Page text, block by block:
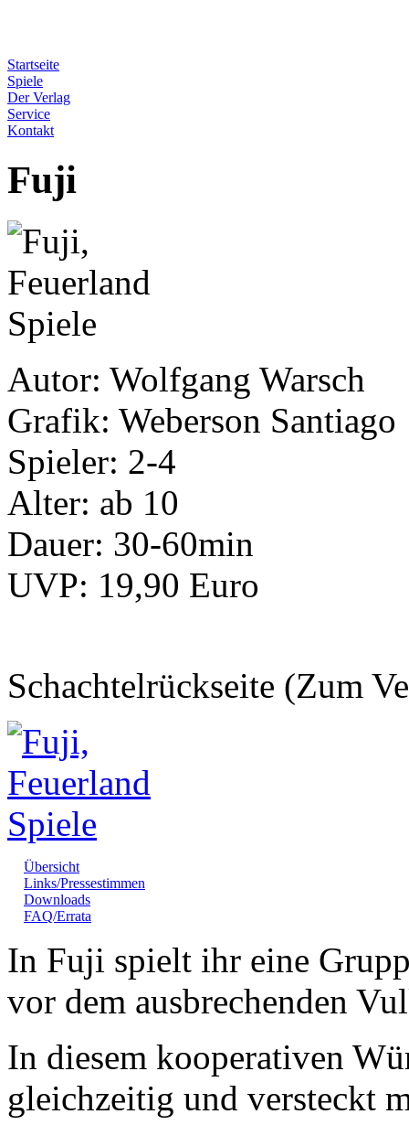
Startseite
Spiele
Der Verlag
Service
Kontakt
Fuji
Autor: Wolfgang Warsch
Grafik: Weberson Santiago
Spieler: 2-4
Alter: ab 10
Dauer: 30-60min
UVP: 19,90 Euro
Schachtelrückseite (Zum
Übersicht
Links/Pressestimmen
Downloads
FAQ/Errata
In Fuji spielt ihr eine
vor dem ausbrechenden
In diesem kooperativen
gleichzeitig und versteckt